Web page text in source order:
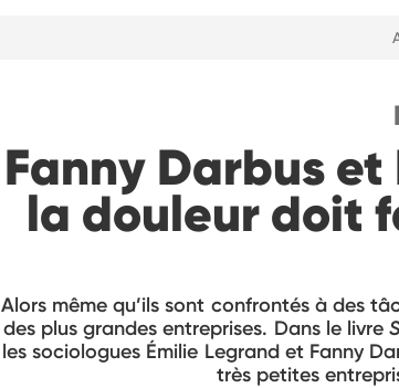
Fanny Darbus et
la douleur doit
Alors même qu’ils sont confrontés à des
des plus grandes entreprises. Dans le livre
les sociologues Émilie Legrand et Fanny
très petites